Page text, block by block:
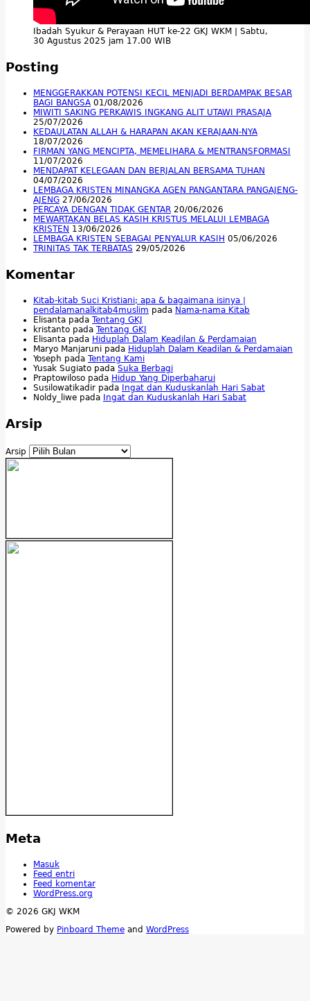
Ibadah Syukur & Perayaan HUT ke-22 GKJ WKM | Sabtu,
30 Agustus 2025 jam 17.00 WIB
Posting
MENGGERAKKAN POTENSI KECIL MENJADI BERDAMPAK BESAR
BAGI BANGSA 01/08/2026
MIWITI SAKING PERKAWIS INGKANG ALIT UTAWI PRASAJA
25/07/2026
KEDAULATAN ALLAH & HARAPAN AKAN KERAJAAN-NYA
18/07/2026
FIRMAN YANG MENCIPTA, MEMELIHARA & MENTRANSFORMASI
11/07/2026
MENDAPAT KELEGAAN DAN BERJALAN BERSAMA TUHAN
04/07/2026
LEMBAGA KRISTEN MINANGKA AGEN PANGANTARA PANGAJENG-
AJENG 27/06/2026
PERCAYA DENGAN TIDAK GENTAR 20/06/2026
MEWARTAKAN BELAS KASIH KRISTUS MELALUI LEMBAGA
KRISTEN 13/06/2026
LEMBAGA KRISTEN SEBAGAI PENYALUR KASIH 05/06/2026
TRINITAS TAK TERBATAS 29/05/2026
Komentar
Kitab-kitab Suci Kristiani; apa & bagaimana isinya |
pendalamanalkitab4muslim pada Nama-nama Kitab
Elisanta pada Tentang GKJ
kristanto pada Tentang GKJ
Elisanta pada Hiduplah Dalam Keadilan & Perdamaian
Maryo Manjaruni pada Hiduplah Dalam Keadilan & Perdamaian
Yoseph pada Tentang Kami
Yusak Sugiato pada Suka Berbagi
Praptowiloso pada Hidup Yang Diperbaharui
Susilowatikadir pada
Ingat dan Kuduskanlah Hari Sabat
Noldy_liwe pada Ingat dan Kuduskanlah Hari Sabat
Arsip
Arsip
Meta
Masuk
Feed entri
Feed komentar
WordPress.org
© 2026 GKJ WKM
Powered by Pinboard Theme and WordPress